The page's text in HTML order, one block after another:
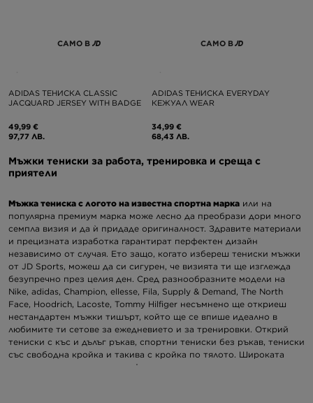
САМО В
ADIDAS ТЕНИСКА CLASSIC
JACQUARD JERSEY WITH BADGE
49,99 €
97,77 ЛВ.
САМО В
ADIDAS ТЕНИСКА EVERYDAY
КЕЖУАЛ WEAR
34,99 €
68,43 ЛВ.
Мъжки тениски за работа, тренировка и среща с
приятели
Мъжка тениска с логото на известна спортна марка или на
популярна премиум марка може лесно да преобрази дори много
семпла визия и да ѝ придаде оригиналност. Здравите материали
и прецизната изработка гарантират перфектен дизайн
независимо от случая. Ето защо, когато избереш тениски мъжки
от JD Sports, можеш да си сигурен, че визията ти ще изглежда
безупречно през целия ден. Сред разнообразните модели на
Nike, adidas, Champion, ellesse, Fila, Supply & Demand, The North
Face, Hoodrich, Lacoste, Tommy Hilfiger несъмнено ще откриеш
нестандартен мъжки тишърт, който ще се впише идеално в
любимите ти сетове за ежедневието и за тренировки. Открий
тениски с къс и дълъг ръкав, спортни тениски без ръкав, тениски
със свободна кройка и такива с кройка по тялото. Широката
гама от цветове, материи и фасони ти дава възможност да